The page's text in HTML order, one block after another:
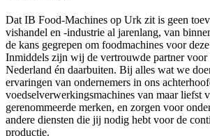
Dat IB Food-Machines op Urk zit is geen
vishandel en -industrie al jarenlang, van
de kans gegrepen om foodmachines voor
Inmiddels zijn wij de vertrouwde partner voor
Nederland én daarbuiten. Bij alles wat we
ervaringen van ondernemers in ons
voedselverwerkingsmachines van maar liefst
gerenommeerde merken, en zorgen voor
andere diensten die jij nodig hebt voor de
productie.